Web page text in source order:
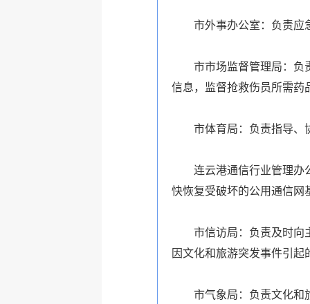
市外事办公室：负责应
市市场监督管理局：负
信息，监督抢救伤员所需药
市体育局：负责指导、
连云港通信行业管理办
快恢复受破坏的公用通信网
市信访局：负责及时向
因文化和旅游突发事件引起
市气象局：负责文化和